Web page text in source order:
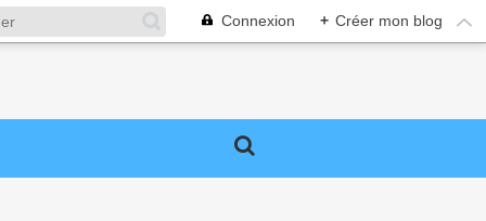
Connexion + Créer mon blog